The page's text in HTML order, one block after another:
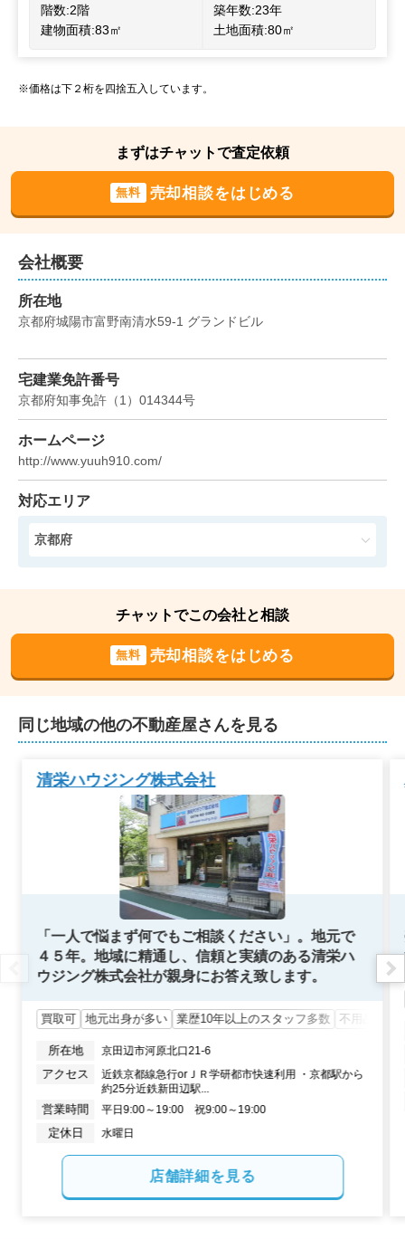
階数:2階 築年数:23年
建物面積:83㎡ 土地面積:80㎡
※価格は下２桁を四捨五入しています。
まずはチャットで査定依頼
無料 売却相談をはじめる
会社概要
所在地
京都府城陽市富野南清水59-1 グランドビル
宅建業免許番号
京都府知事免許 （1 ） 014344号
ホームページ
http://www.yuuh910.com/
対応エリア
京都府
チャットでこの会社と相談
無料 売却相談をはじめる
同じ地域の他の不動産屋さんを見る
清栄ハウジング株式会社
「一人で悩まず何でもご相談ください」。地元で
４５年。地域に精通し、信頼と実績のある清栄ハ
ウジング株式会社が親身にお答え致します。
買取可 地元出身が多い 業歴10年以上のスタッフ多数 不用品処分
所在地 京田辺市河原北口21-6
アクセス
近鉄京都線急行orＪＲ学研都市快速利用 ・京都駅から
約25分近鉄新田辺駅...
営業時間
定休日
店舗詳細を見る